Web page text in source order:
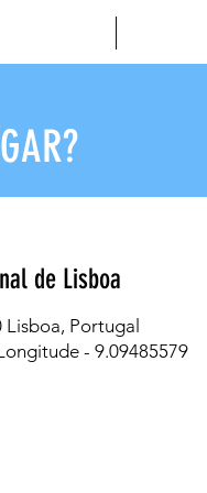
de Lisboa
Lisboa, Portugal
- 9.09485579